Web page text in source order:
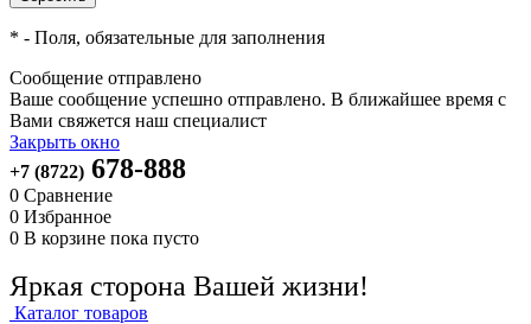
* - Поля, обязательные для заполнения
Сообщение отправлено
Ваше сообщение успешно отправлено. В ближайшее время с
Вами свяжется наш специалист
Закрыть окно
+7 (8722) 678-888
0 Сравнение
0 Избранное
0 В корзине пока пусто
Яркая сторона Вашей жизни!
Каталог товаров